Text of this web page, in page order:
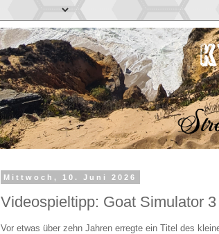
Mittwoch, 10. Juni 2026
Videospieltipp: Goat Simulator 3
Vor etwas über zehn Jahren erregte ein Titel des